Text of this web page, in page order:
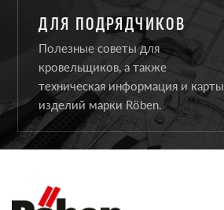
ДЛЯ ПОДРЯДЧИКОВ
Полезные советы для
кровельщиков, а также
техническая информация и карты
изделий марки Röben.